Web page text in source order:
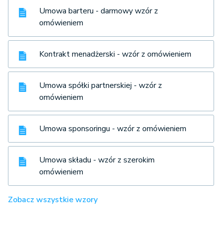
Umowa barteru - darmowy wzór z
omówieniem
Kontrakt menadżerski - wzór z omówieniem
Umowa spółki partnerskiej - wzór z
omówieniem
Umowa sponsoringu - wzór z omówieniem
Umowa składu - wzór z szerokim
omówieniem
Zobacz wszystkie wzory